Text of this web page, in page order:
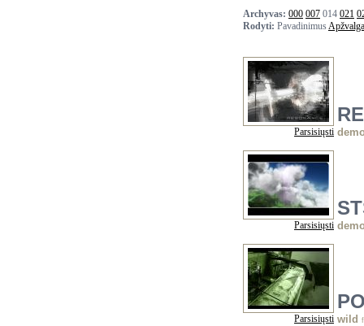
Archyvas: 000 007 014 021
Rodyti: Pavadinimus
Parsisiųsti
Parsisiųsti
Parsisiųsti wild